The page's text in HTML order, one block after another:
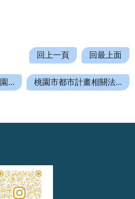
回上一頁 回最上面
... 桃園市都市計畫相關法...